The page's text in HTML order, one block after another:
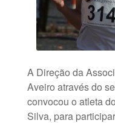
A Direção da
Aveiro através do
convocou o atleta
Silva, para